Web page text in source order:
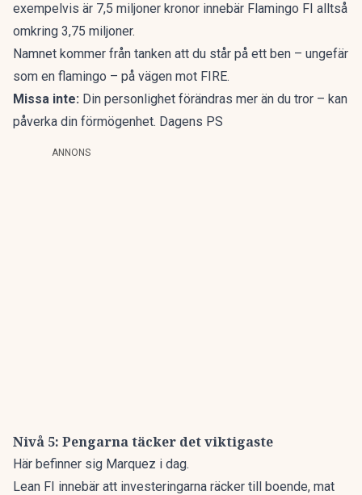
exempelvis är 7,5 miljoner kronor innebär Flamingo FI alltså
omkring 3,75 miljoner.
Namnet kommer från tanken att du står på ett ben – ungefär
som en flamingo – på vägen mot FIRE.
Missa inte: Din personlighet förändras mer än du tror – kan
påverka din förmögenhet. Dagens PS
ANNONS
Nivå 5: Pengarna täcker det viktigaste
Här befinner sig Marquez i dag.
Lean FI innebär att investeringarna räcker till boende, mat